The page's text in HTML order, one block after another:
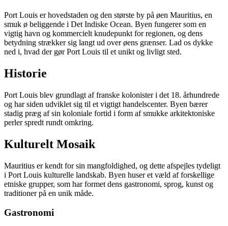
Port Louis er hovedstaden og den største by på øen Mauritius, en
smuk ø beliggende i Det Indiske Ocean. Byen fungerer som en
vigtig havn og kommercielt knudepunkt for regionen, og dens
betydning strækker sig langt ud over øens grænser. Lad os dykke
ned i, hvad der gør Port Louis til et unikt og livligt sted.
Historie
Port Louis blev grundlagt af franske kolonister i det 18. århundrede
og har siden udviklet sig til et vigtigt handelscenter. Byen bærer
stadig præg af sin koloniale fortid i form af smukke arkitektoniske
perler spredt rundt omkring.
Kulturelt Mosaik
Mauritius er kendt for sin mangfoldighed, og dette afspejles tydeligt
i Port Louis kulturelle landskab. Byen huser et væld af forskellige
etniske grupper, som har formet dens gastronomi, sprog, kunst og
traditioner på en unik måde.
Gastronomi